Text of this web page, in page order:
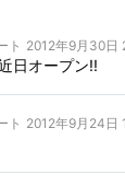
ト 2012年9月30日
日オープン!!
ト 2012年9月24日